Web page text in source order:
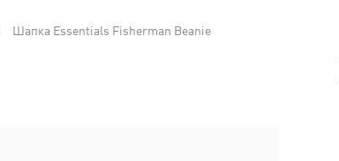
Шапка Essentials Fisherman Beanie